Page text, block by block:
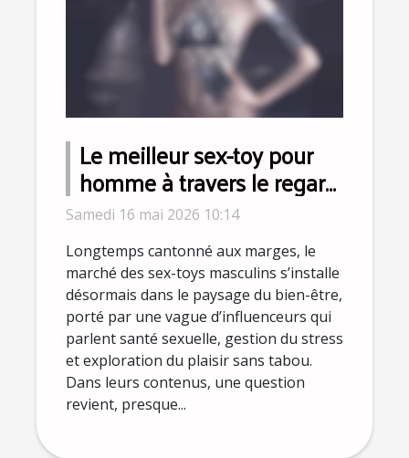
Le meilleur sex-toy pour
homme à travers le regard
des influenceurs bien-être
Samedi 16 mai 2026 10:14
Longtemps cantonné aux marges, le
marché des sex-toys masculins s’installe
désormais dans le paysage du bien-être,
porté par une vague d’influenceurs qui
parlent santé sexuelle, gestion du stress
et exploration du plaisir sans tabou.
Dans leurs contenus, une question
revient, presque...